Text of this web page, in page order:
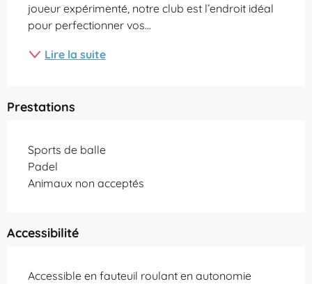
joueur expérimenté, notre club est l’endroit idéal
pour perfectionner vos...
Lire la suite
Prestations
Sports de balle
Padel
Animaux non acceptés
Accessibilité
Accessible en fauteuil roulant en autonomie